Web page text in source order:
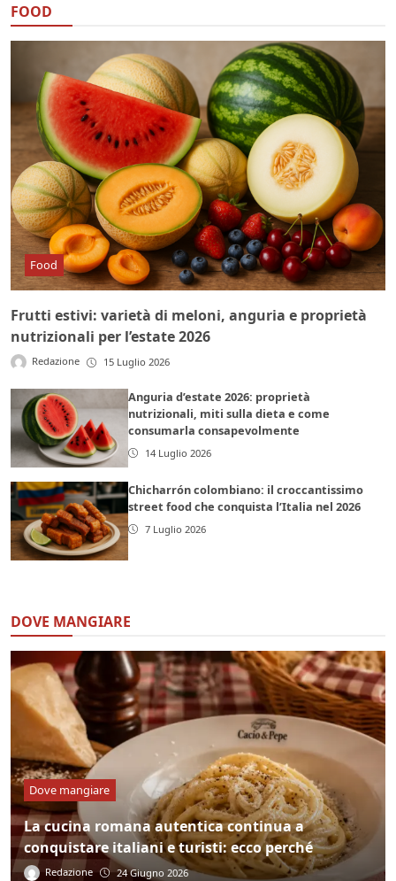
FOOD
Food
Frutti estivi: varietà di meloni, anguria e proprietà
nutrizionali per l’estate 2026
Redazione 15 Luglio 2026
Anguria d’estate 2026: proprietà
nutrizionali, miti sulla dieta e come
consumarla consapevolmente
14 Luglio 2026
Chicharrón colombiano: il croccantissimo
street food che conquista l’Italia nel 2026
7 Luglio 2026
DOVE MANGIARE
Dove mangiare
La cucina romana autentica continua a
conquistare italiani e turisti: ecco perché
Redazione 24 Giugno 2026